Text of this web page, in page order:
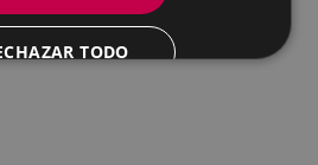
TODO